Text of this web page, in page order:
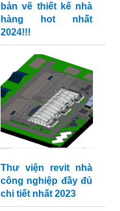
bản vẽ thiết kế nhà
hàng hot nhất
2024!!!
Thư viện revit nhà
công nghiệp đầy đủ
chi tiết nhất 2023